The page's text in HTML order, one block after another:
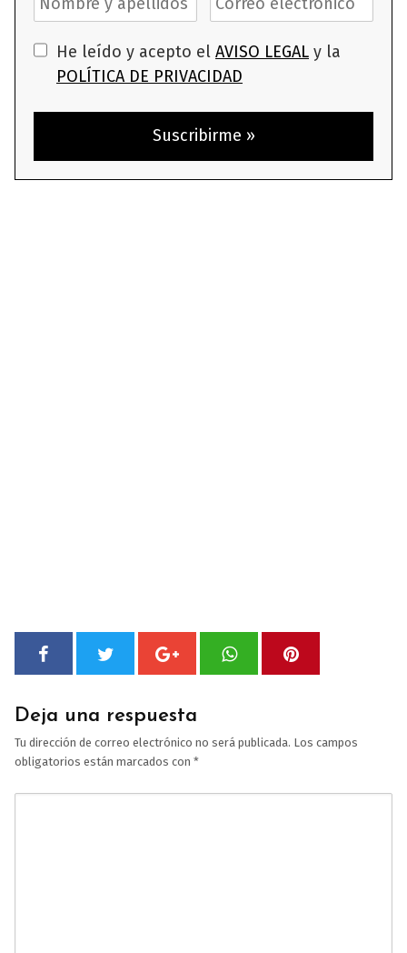
He leído y acepto el AVISO LEGAL y la
POLÍTICA DE PRIVACIDAD
Deja una respuesta
Tu dirección de correo electrónico no será publicada. Los campos
obligatorios están marcados con *